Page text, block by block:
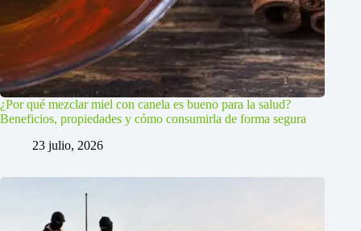
¿Por qué mezclar miel con canela es bueno para la salud?
Beneficios, propiedades y cómo consumirla de forma segura
23 julio, 2026